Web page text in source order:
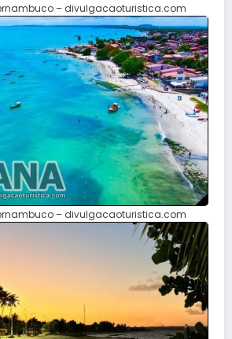
– divulgacaoturistica.com
– divulgacaoturistica.com